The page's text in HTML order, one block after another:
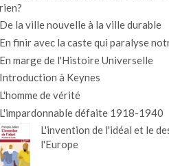
rien?
De la ville nouvelle à la ville durable
En finir avec la caste qui paralyse
En marge de l'Histoire Universelle
Introduction à Keynes
L'homme de vérité
L'impardonnable défaite 1918-1940
L'invention de l'idéal et le
l'Europe